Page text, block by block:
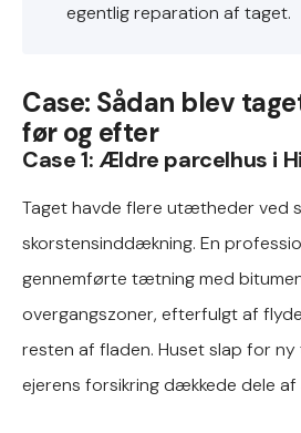
egentlig reparation af taget.
Case: Sådan blev
før og efter
Case 1: Ældre parcelhus i
Taget havde flere utætheder ved
skorstensinddækning. En
gennemførte tætning med
overgangszoner, efterfulgt af
resten af fladen. Huset slap for
ejerens forsikring dækkede dele